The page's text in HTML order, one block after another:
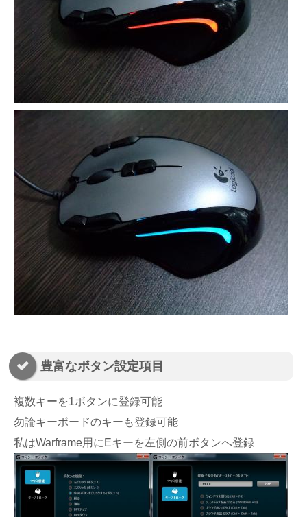
豊富なボタン設定項目
複数キーを1ボタンに登録可能
勿論キーボードのキーも登録可能
私はWarframe用にEキーを左側の前ボタンへ登録